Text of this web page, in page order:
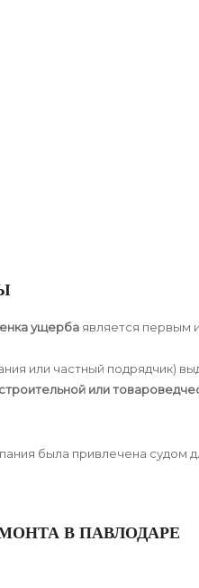
ущерба является первым
или частный подрядчик)
или
была привлечена судом
В ПАВЛОДАРЕ